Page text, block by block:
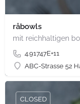
råbowls
4.91747E+11
ABC-Strasse 52
CLOSED